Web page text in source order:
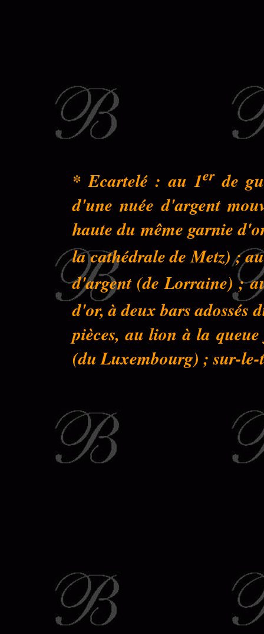
* Ecartelé : au 1erde
d'une nuée d'argent
haute du même garnie
la cathédrale de Metz) ;
d'argent (de Lorraine) ;
d'or, à deux bars adossés
pièces, au lion à la
(du Luxembourg) ; sur-le-